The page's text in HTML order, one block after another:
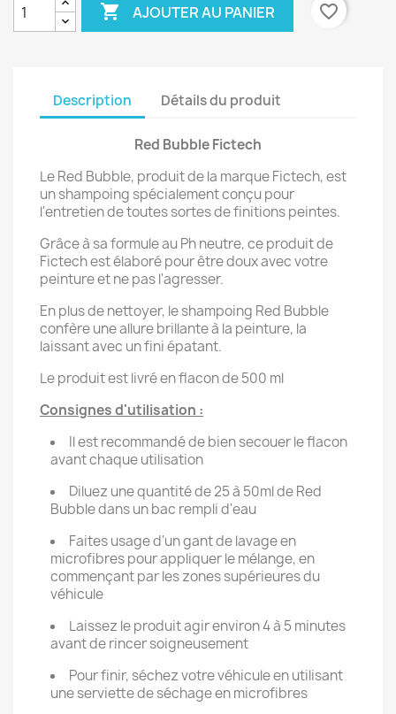
 AJOUTER AU PANIER favorite_border
Description Détails du produit
Red Bubble Fictech
Le Red Bubble, produit de la marque Fictech, est
un shampoing spécialement conçu pour
l'entretien de toutes sortes de finitions peintes.
Grâce à sa formule au Ph neutre, ce produit de
Fictech est élaboré pour être doux avec votre
peinture et ne pas l'agresser.
En plus de nettoyer, le shampoing Red Bubble
confère une allure brillante à la peinture, la
laissant avec un fini épatant.
Le produit est livré en flacon de 500 ml
Consignes d'utilisation :
Il est recommandé de bien secouer le flacon
avant chaque utilisation
Diluez une quantité de 25 à 50ml de Red
Bubble dans un bac rempli d'eau
Faites usage d'un gant de lavage en
microfibres pour appliquer le mélange, en
commençant par les zones supérieures du
véhicule
Laissez le produit agir environ 4 à 5 minutes
avant de rincer soigneusement
Pour finir, séchez votre véhicule en utilisant
une serviette de séchage en microfibres